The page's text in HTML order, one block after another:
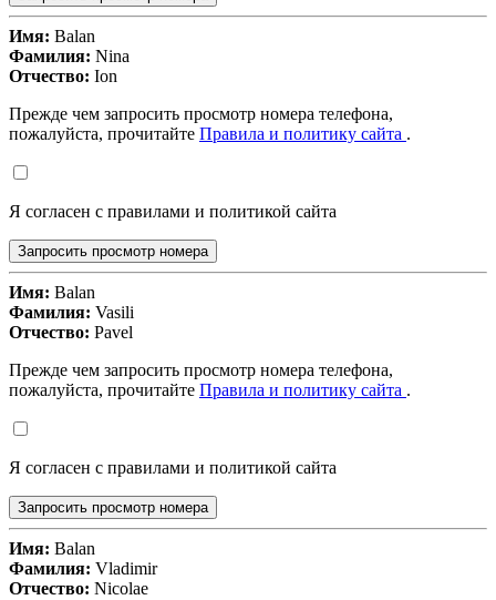
Имя: Balan
Фамилия: Nina
Отчество: Ion
Прежде чем запросить просмотр номера телефона,
пожалуйста, прочитайте Правила и политику сайта .
Я согласен с правилами и политикой сайта
Запросить просмотр номера
Имя: Balan
Фамилия: Vasili
Отчество: Pavel
Прежде чем запросить просмотр номера телефона,
пожалуйста, прочитайте Правила и политику сайта .
Я согласен с правилами и политикой сайта
Запросить просмотр номера
Имя: Balan
Фамилия: Vladimir
Отчество: Nicolae